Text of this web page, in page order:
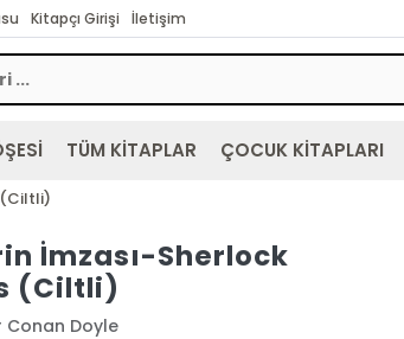
Kitapçı Girişi İletişim
TÜM KİTAPLAR ÇOCUK KİTAPLARI
(Ciltli)
İmzası-Sherlock
(Ciltli)
Conan Doyle